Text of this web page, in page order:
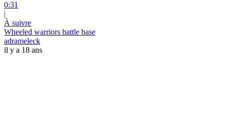
0:31
|
À suivre
Wheeled warriors battle base
adrameleck
il y a 18 ans